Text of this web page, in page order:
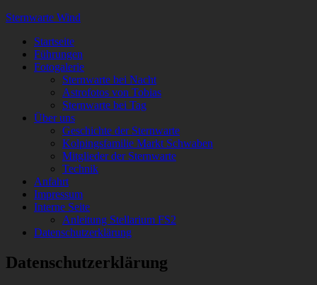
Sternwarte Wind
Startseite
Führungen
Fotogalerie
Sternwarte bei Nacht
Astrofotos von Tobias
Sternwarte bei Tag
Über uns
Geschichte der Sternwarte
Kolpingsfamilie Markt Schwaben
Mitglieder der Sternwarte
Technik
Anfahrt
Impressum
Interne Seite
Anleitung Stellarium FS2
Datenschutzerklärung
Datenschutzerklärung